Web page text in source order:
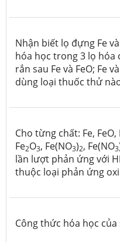
Nhận biết lọ đựng Fe
hóa học trong 3 lọ hóa
rắn sau Fe và FeO; Fe
dùng loại thuốc thử
Cho từng chất: Fe, FeO,
Fe2O3, Fe(NO3)2, Fe(NO3
lần lượt phản ứng với
thuộc loại phản ứng
Công thức hóa học của